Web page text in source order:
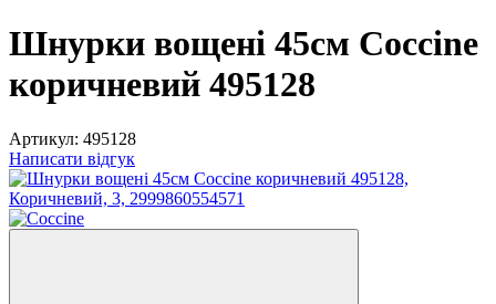
Шнурки вощені 45см Coccine
коричневий 495128
Артикул: 495128
Написати відгук